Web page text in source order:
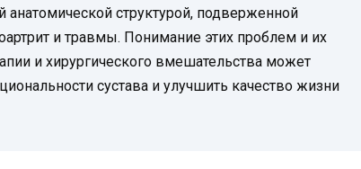
анатомической структурой, подверженной
и травмы. Понимание этих проблем и их
и хирургического вмешательства может
сустава и улучшить качество жизни